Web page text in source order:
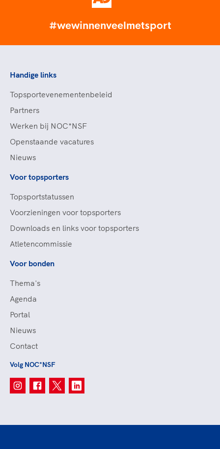
#wewinnenveelmetsport
Handige links
Topsportevenementenbeleid
Partners
Werken bij NOC*NSF
Openstaande vacatures
Nieuws
Voor topsporters
Topsportstatussen
Voorzieningen voor topsporters
Downloads en links voor topsporters
Atletencommissie
Voor bonden
Thema's
Agenda
Portal
Nieuws
Contact
Volg NOC*NSF